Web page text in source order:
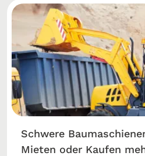
Schwere
Mieten oder Kaufen